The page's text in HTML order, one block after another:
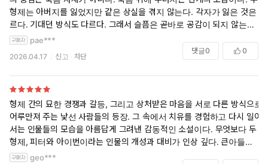
심리 상태가 재밌고. 벽돌책이 분명한데 의외로 각오한 것보단 술술 읽혀
내려갔어요.
두께에 부담느끼지 말고 미보라도 해보고, 찍먹이라도 해보시길 추천드
립니다. 잔잔함 속에서 미묘하게 변하는 인물들이 재밌어요. 이 맛에 샐리
형제는 아버지를 잃었지만 같은 상실을 겪지 않는다. 각자가 잃은 것은 다
르다. 기대던 방식도 다르다. 그래서 슬픔은 곧바로 공감이 되지 않는다.
오히려 거리와 오해를 드러낸다. 제목 ‘인터메초’는 정확하다. 체스에서는
끼어드는 수다. 음악에서는 간주곡이다. 이 소설은 삶의 본줄기에서 밀려
난 듯한 시간이 사실은 삶의 한복판임을 보여준다. 사람은 상실 앞에서 성
숙해지지 않는다. 더 서툴어지고 더 흔들린다. 그럼에도 관계는 끝나지 않
는다. 우리는 무너진 자리에서 다시 다음 수를 생각한다. 이 소설은 그 과
정을 끝까지 본다.
pae***
2026.04.17 신고 차단
댓글0 0
형제 간의 묘한 경쟁과 갈등, 그리고 상처받은 마음을 서로 다른 방식으로
어루만져 주는 낯선 사람들의 등장. 그 속에서 치유를 경험하고 다시 일어
서는 인물들의 모습을 아름답게 그려낸 감동적인 소설이다. 무엇보다 두
형제, 피터와 아이번이라는 인물의 개성과 대비가 인상 깊다. 큰아들로서
쏟아지는 기대를 홀로 감당해야 했던 피터의 고독, 막내로서 제대로 인정
geo***